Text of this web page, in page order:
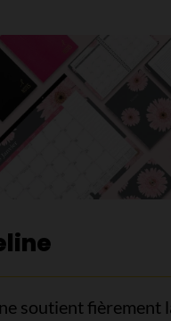
soutient fièrement